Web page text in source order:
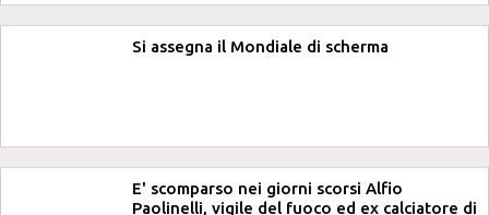
Si assegna il Mondiale di scherma
E' scomparso nei giorni scorsi Alfio
Paolinelli, vigile del fuoco ed ex calciatore di